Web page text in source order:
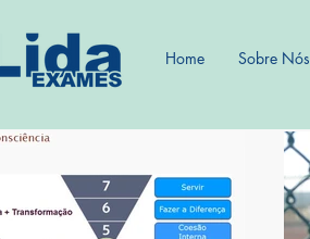
Home Sobre Nós